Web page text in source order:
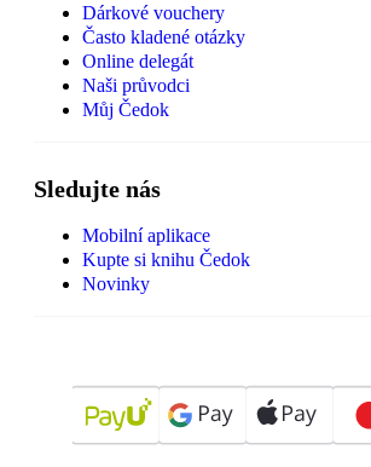
Dárkové vouchery
Často kladené otázky
Online delegát
Naši průvodci
Můj Čedok
Sledujte nás
Mobilní aplikace
Kupte si knihu Čedok
Novinky